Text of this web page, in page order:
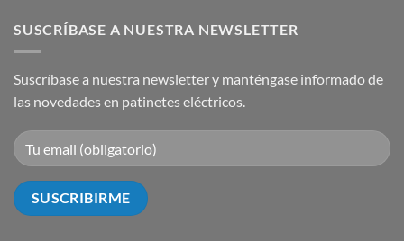
SUSCRÍBASE A NUESTRA NEWSLETTER
Suscríbase a nuestra newsletter y manténgase informado de
las novedades en patinetes eléctricos.